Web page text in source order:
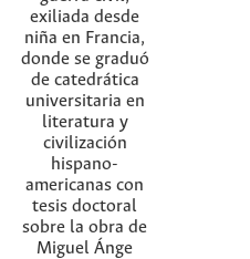
exiliada desde
niña en Francia,
donde se graduó
de catedrática
universitaria en
literatura y
civilización
hispano-
americanas con
tesis doctoral
sobre la obra de
Miguel Ánge